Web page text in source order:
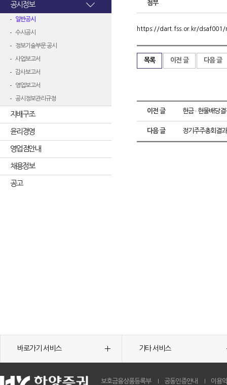
공시정보
일반공시
수시공시
정보기술부문 공시
사업보고서
감사보고서
영업보고서
공시정보관리규정
지배구조
윤리경영
영업점안내
채용정보
공고
첨부
https://dart.fss.or.kr/dsaf001/
목록 이전 글 다음 글
이전 글 현금 · 현물배당결
다음 글 정기주주총회결과
바로가기 서비스 기타 서비스
보호금융상품등록부 공동인증안내 이용